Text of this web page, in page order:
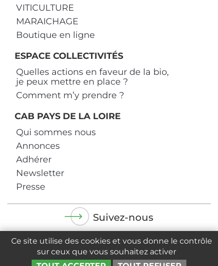
VITICULTURE
MARAICHAGE
Boutique en ligne
ESPACE COLLECTIVITÉS
Quelles actions en faveur de la bio,
je peux mettre en place ?
Comment m’y prendre ?
CAB PAYS DE LA LOIRE
Qui sommes nous
Annonces
Adhérer
Newsletter
Presse
Suivez-nous
Ce site utilise des cookies et vous donne le contrôle
sur ceux que vous souhaitez activer